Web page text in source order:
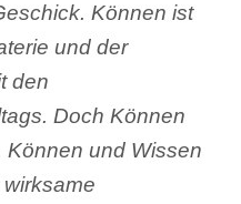
Können ist
und der
den
Doch Können
Können und Wissen